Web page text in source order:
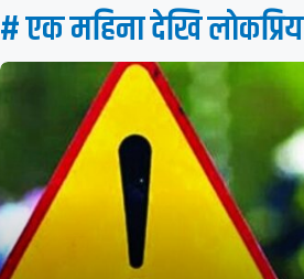
# एक महिना देखि लाेकप्रिय